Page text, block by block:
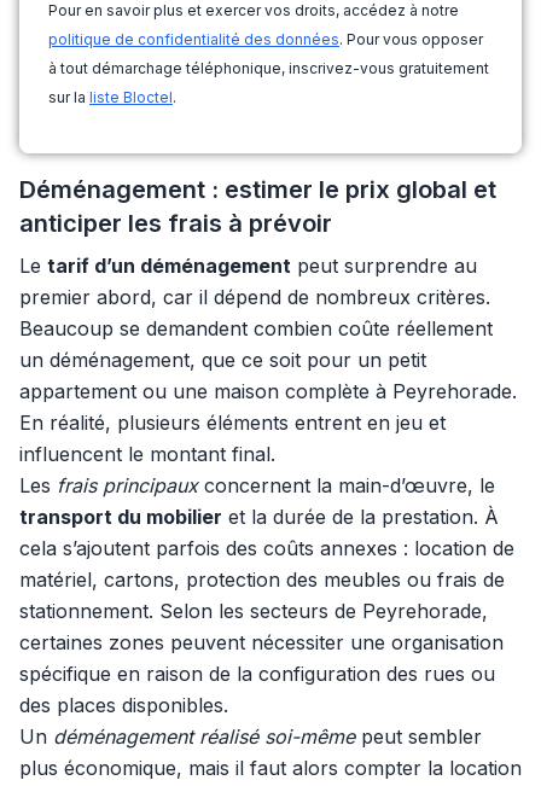
Pour en savoir plus et exercer vos droits, accédez à notre
politique de confidentialité des données. Pour vous opposer
à tout démarchage téléphonique, inscrivez-vous gratuitement
sur la liste Bloctel.
Déménagement : estimer le prix global et
anticiper les frais à prévoir
Le tarif d’un déménagement peut surprendre au
premier abord, car il dépend de nombreux critères.
Beaucoup se demandent combien coûte réellement
un déménagement, que ce soit pour un petit
appartement ou une maison complète à Peyrehorade.
En réalité, plusieurs éléments entrent en jeu et
influencent le montant final.
Les frais principauxconcernent la main-d’œuvre, le
transport du mobilier et la durée de la prestation. À
cela s’ajoutent parfois des coûts annexes : location de
matériel, cartons, protection des meubles ou frais de
stationnement. Selon les secteurs de Peyrehorade,
certaines zones peuvent nécessiter une organisation
spécifique en raison de la configuration des rues ou
des places disponibles.
Un déménagement réalisé soi-mêmepeut sembler
plus économique, mais il faut alors compter la location